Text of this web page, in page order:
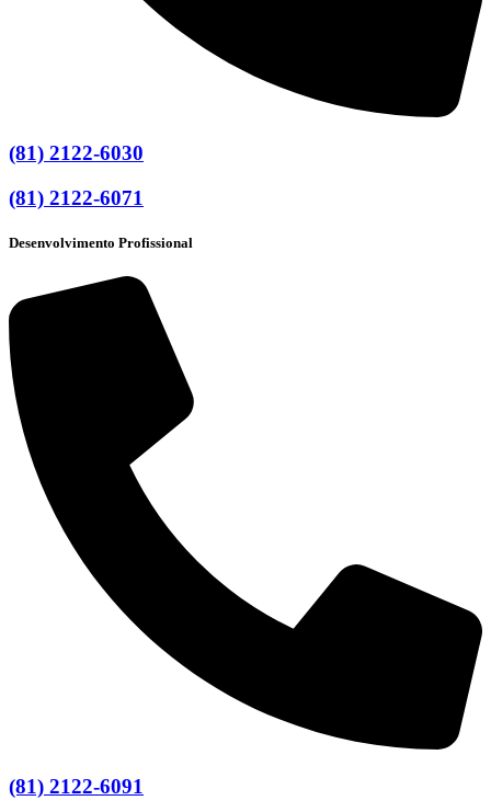
(81) 2122-6030
(81) 2122-6071
Desenvolvimento Profissional
(81) 2122-6091